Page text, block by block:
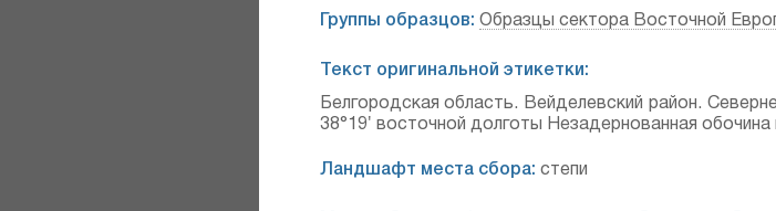
Группы образцов: Образцы сектора Восточной
Текст оригинальной этикетки:
Белгородская область. Вейделевский район.
38°19′ восточной долготы Незадернованная обочина
Ландшафт места сбора: степи